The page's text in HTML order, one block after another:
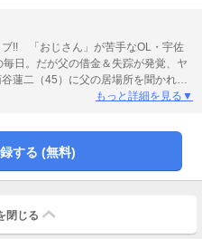
ブ!! 「おじさん」が苦手なOL・宇佐
日。だが父の借金＆失踪が発覚、ヤ
蓮二（45）に父の居場所を聞かれた
ビに…。切迫した状況を見かねた蓮二
もっと詳細を見る▼
する (無料)
閉じる